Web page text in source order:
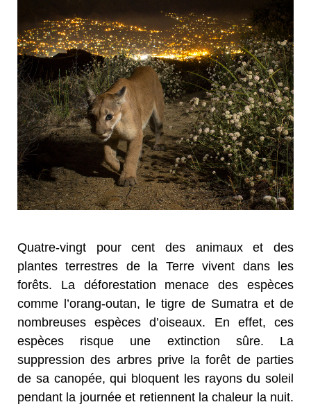
Quatre-vingt pour cent des animaux et des
plantes terrestres de la Terre vivent dans les
forêts. La déforestation menace des espèces
comme l’orang-outan, le tigre de Sumatra et de
nombreuses espèces d’oiseaux. En effet, ces
espèces risque une extinction sûre. La
suppression des arbres prive la forêt de parties
de sa canopée, qui bloquent les rayons du soleil
pendant la journée et retiennent la chaleur la nuit.